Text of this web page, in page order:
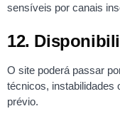
sensíveis por canais
12.
O site poderá passar
técnicos, instabilidades
prévio.